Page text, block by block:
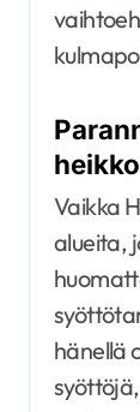
Vaikka
alueita,
hänellä